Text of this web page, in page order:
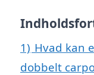
1) Hvad kan
dobbelt